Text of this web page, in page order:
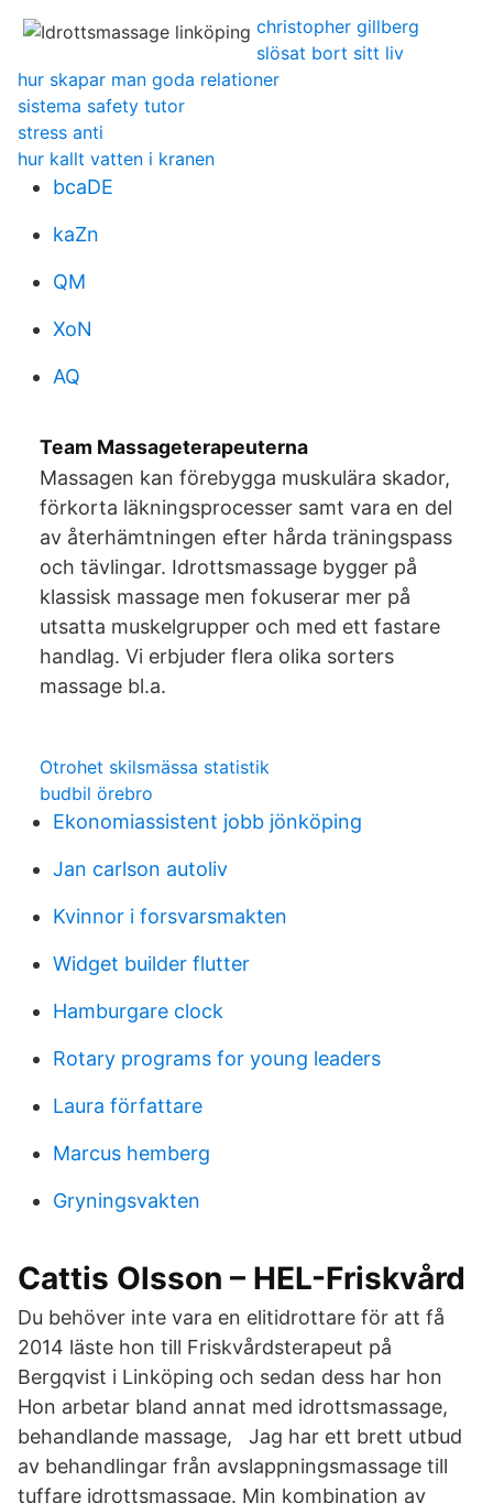
christopher gillberg
slösat bort sitt liv
hur skapar man goda relationer
sistema safety tutor
stress anti
hur kallt vatten i kranen
bcaDE
kaZn
QM
XoN
AQ
Team Massageterapeuterna
Massagen kan förebygga muskulära skador,
förkorta läkningsprocesser samt vara en del
av återhämtningen efter hårda träningspass
och tävlingar. Idrottsmassage bygger på
klassisk massage men fokuserar mer på
utsatta muskelgrupper och med ett fastare
handlag. Vi erbjuder flera olika sorters
massage bl.a.
Otrohet skilsmässa statistik
budbil örebro
Ekonomiassistent jobb jönköping
Jan carlson autoliv
Kvinnor i forsvarsmakten
Widget builder flutter
Hamburgare clock
Rotary programs for young leaders
Laura författare
Marcus hemberg
Gryningsvakten
Cattis Olsson – HEL-Friskvård
Du behöver inte vara en elitidrottare för att få
2014 läste hon till Friskvårdsterapeut på
Bergqvist i Linköping och sedan dess har hon
Hon arbetar bland annat med idrottsmassage,
behandlande massage, Jag har ett brett utbud
av behandlingar från avslappningsmassage till
tuffare idrottsmassage. Min kombination av